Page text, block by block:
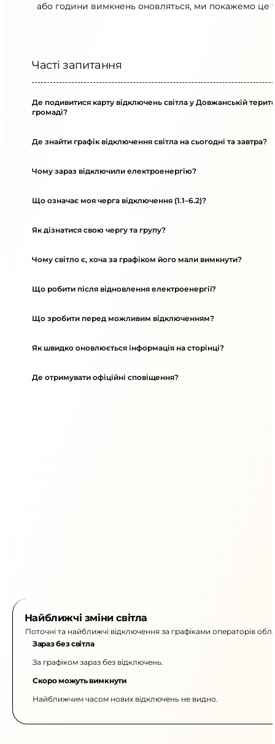
або години вимкнень оновляться, ми покажемо це
Часті запитання
Де подивитися карту відключень світла у Довжанській
громаді?
Де знайти графік відключення світла на сьогодні та завтра?
Чому зараз відключили електроенергію?
Що означає моя черга відключення (1.1–6.2)?
Як дізнатися свою чергу та групу?
Чому світло є, хоча за графіком його мали вимкнути?
Що робити після відновлення електроенергії?
Що зробити перед можливим відключенням?
Як швидко оновлюється інформація на сторінці?
Де отримувати офіційні сповіщення?
Найближчі зміни світла
Поточні та найближчі відключення за графіками операторів
Зараз без світла
За графіком зараз без відключень.
Скоро можуть вимкнути
Найближчим часом нових відключень не видно.